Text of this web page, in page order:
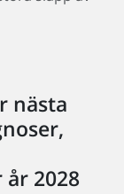
nästa
2028